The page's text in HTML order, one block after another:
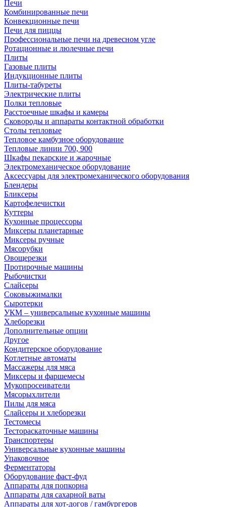
Печи
Комбинированные печи
Конвекционные печи
Печи для пиццы
Профессиональные печи на древесном угле
Ротационные и люлечные печи
Плиты
Газовые плиты
Индукционные плиты
Плиты-табуреты
Электрические плиты
Полки тепловые
Расстоечные шкафы и камеры
Сковороды и аппараты контактной обработки
Столы тепловые
Тепловое камбузное оборудование
Тепловые линии 700, 900
Шкафы пекарские и жарочные
Электромеханическое оборудование
Аксессуары для электромеханического оборудования
Блендеры
Бликсеры
Картофелечистки
Куттеры
Кухонные процессоры
Миксеры планетарные
Миксеры ручные
Мясорубки
Овощерезки
Протирочные машины
Рыбочистки
Слайсеры
Соковыжималки
Сыротерки
УКМ – универсальные кухонные машины
Хлеборезки
Дополнительные опции
Другое
Кондитерское оборудование
Котлетные автоматы
Массажеры для мяса
Миксеры и фаршемесы
Мукопросеиватели
Мясорыхлители
Пилы для мяса
Слайсеры и хлеборезки
Тестомесы
Тестораскаточные машины
Транспортеры
Универсальные кухонные машины
Упаковочное
Ферментаторы
Оборудование фаст-фуд
Аппараты для попкорна
Аппараты для сахарной ваты
Аппараты для хот-догов / гамбургеров